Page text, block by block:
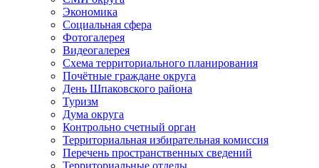
Экономика
Социальная сфера
Фотогалерея
Видеогалерея
Схема территориального планирования
Почётные граждане округа
День Шпаковского района
Туризм
Дума округа
Контрольно счетный орган
Территориальная избирательная комиссия
Перечень пространственных сведений